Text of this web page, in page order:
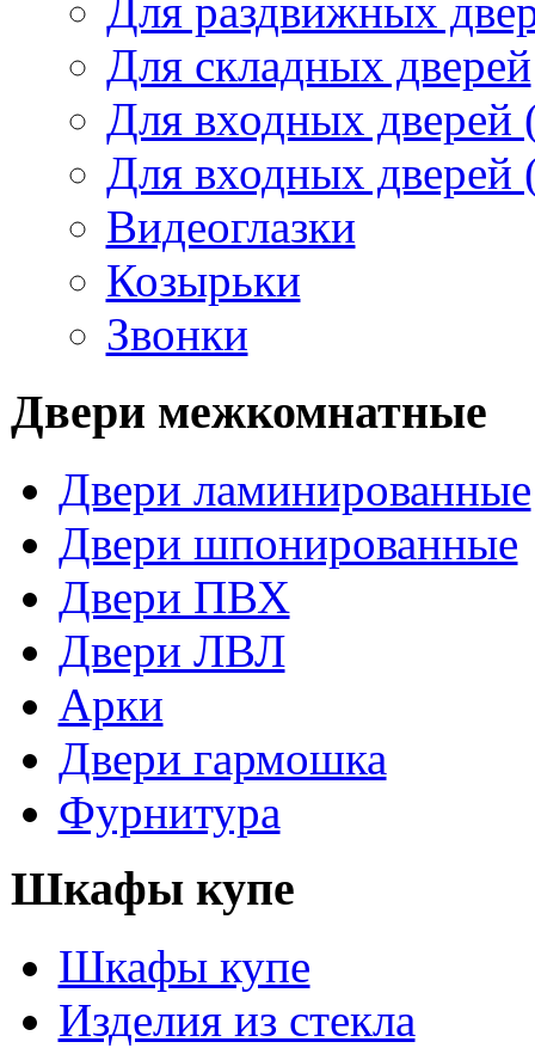
Для раздвижных
Для складных дверей
Для входных дверей
Для входных
Видеоглазки
Козырьки
Звонки
Двери межкомнатные
Двери ламинированные
Двери шпонированные
Двери ПВХ
Двери ЛВЛ
Арки
Двери гармошка
Фурнитура
Шкафы купе
Шкафы купе
Изделия из стекла